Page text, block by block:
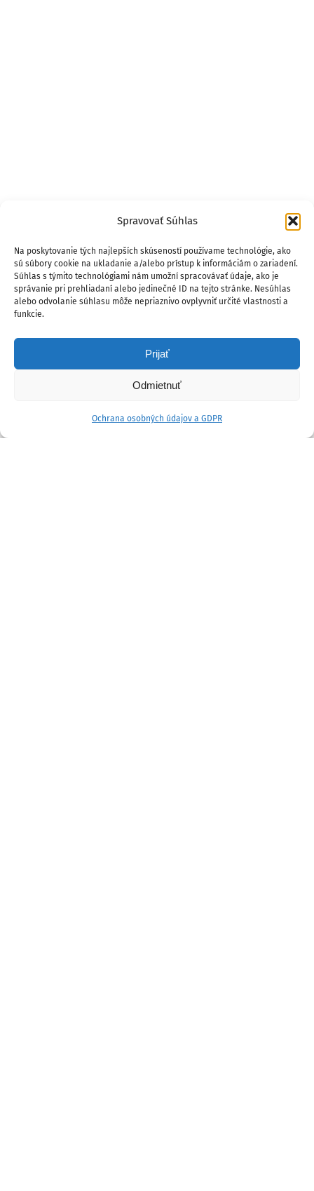
Spravovať Súhlas
Na poskytovanie tých najlepších skúseností používame technológie, ako
sú súbory cookie na ukladanie a/alebo prístup k informáciám o zariadení.
Súhlas s týmito technológiami nám umožní spracovávať údaje, ako je
správanie pri prehliadaní alebo jedinečné ID na tejto stránke. Nesúhlas
alebo odvolanie súhlasu môže nepriaznivo ovplyvniť určité vlastnosti a
funkcie.
Prijať
Odmietnuť
Ochrana osobných údajov a GDPR